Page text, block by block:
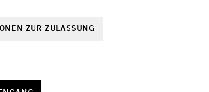
ZUR ZULASSUNG